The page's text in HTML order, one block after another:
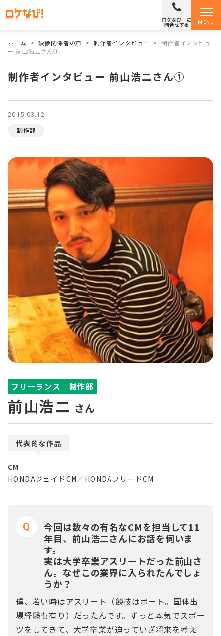
MENU
ロケなび！に
問合せする
ホーム > 映像関係者の声 > 制作者インタビュー > 制作者インタビュ
ー 前山浩二さん①
制作者インタビュー 前山浩二さん①
2015.03.12
制作部
フリーランス 制作部
前山浩二 さん
代表的な作品
CM
HONDAジェイドCM／HONDAフリードCM
Q
今回は数々の有名なCMを担当して11
年目、前山浩二さんにお話を伺いま
す。
実は大学卒業アスリートだった前山さ
ん。なぜこの業界に入られたんでしょ
うか？
僕、若い時はアスリート（競技はボート。国体出
場経験も有り）だったんです。ずっと本気でスポー
ツをしてきて、大学卒業が迫っていざ将来を考え